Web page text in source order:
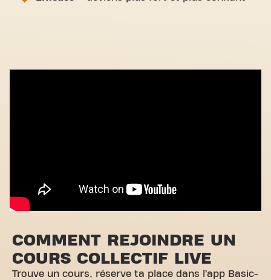
COMMENT REJOINDRE UN
COURS COLLECTIF LIVE
Trouve un cours, réserve ta place dans l’app Basic-